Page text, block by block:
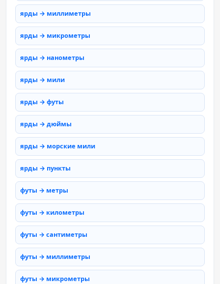
ярды → миллиметры
ярды → микрометры
ярды → нанометры
ярды → мили
ярды → футы
ярды → дюймы
ярды → морские мили
ярды → пункты
футы → метры
футы → километры
футы → сантиметры
футы → миллиметры
футы → микрометры